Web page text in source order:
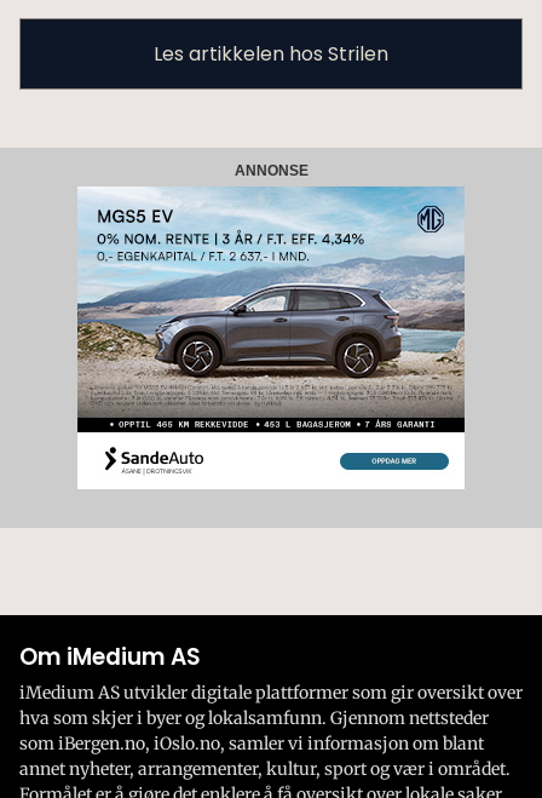
Les artikkelen hos Strilen
ANNONSE
Om iMedium AS
iMedium AS utvikler digitale plattformer som gir oversikt over
hva som skjer i byer og lokalsamfunn. Gjennom nettsteder
som iBergen.no, iOslo.no, samler vi informasjon om blant
annet nyheter, arrangementer, kultur, sport og vær i området.